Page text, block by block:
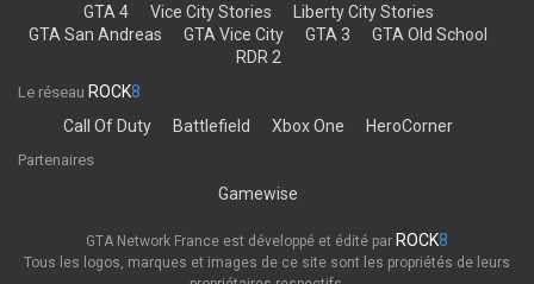
GTA 4
Vice City Stories
Liberty City Stories
GTA San Andreas
GTA Vice City GTA 3
GTA Old School
RDR 2
Le réseau ROCK8
Call Of Duty
Battlefield Xbox One HeroCorner
Partenaires
Gamewise
GTA Network France est développé et édité par ROCK8
Tous les logos, marques et images de ce site sont les propriétés de leurs